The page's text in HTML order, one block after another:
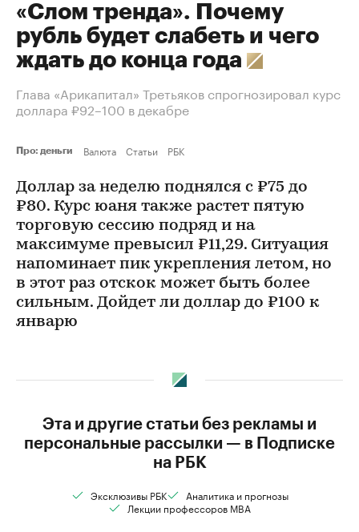
«Слом тренда». Почему
рубль будет слабеть и чего
ждать до конца года
Глава «Арикапитал» Третьяков спрогнозировал курс
доллара ₽92–100 в декабре
Про: деньги Валюта Статьи РБК
Доллар за неделю поднялся с ₽75 до
₽80. Курс юаня также растет пятую
торговую сессию подряд и на
максимуме превысил ₽11,29. Ситуация
напоминает пик укрепления летом, но
в этот раз отскок может быть более
сильным. Дойдет ли доллар до ₽100 к
январю
Эта и другие статьи без рекламы и
персональные рассылки — в Подписке
на РБК
Эксклюзивы РБК
Аналитика и прогнозы
Лекции профессоров MBA